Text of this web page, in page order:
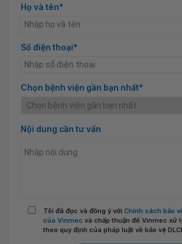
Họ và tên*
Số điện thoại*
Chọn bệnh viện gần bạn nhất*
Nội dung cần tư vấn
Tôi đã đọc và đồng ý với Chính sách bảo
của Vinmec và chấp thuận để Vinmec xử
theo quy định của pháp luật về bảo vệ